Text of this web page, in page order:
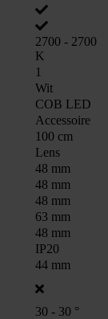
2700 - 2700
K
1
Wit
COB LED
Accessoire
100 cm
Lens
48 mm
48 mm
48 mm
63 mm
48 mm
IP20
44 mm
30 - 30 °